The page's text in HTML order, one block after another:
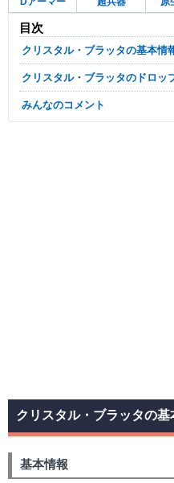
目次
クリスタル・ブラッタの基本情
クリスタル・ブラッタのドロ
みんなのコメント
クリスタル・ブラッタの基
基本情報